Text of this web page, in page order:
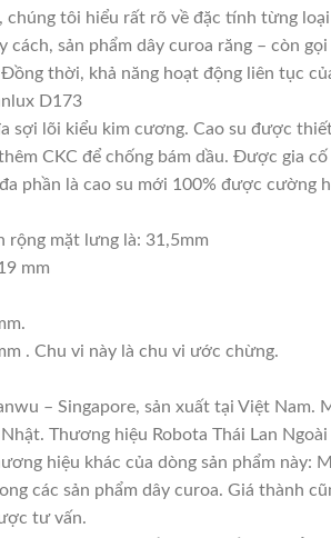
chúng tôi hiểu rất rõ về đặc tính từng
sản phẩm dây curoa răng – còn
thời, khả năng hoạt động liên tục
D173
sợi lõi kiểu kim cương. Cao su được
CKC để chống bám dầu. Được gia
phần là cao su mới 100% được cường
rộng mặt lưng là: 31,5mm
mm
. Chu vi này là chu vi ước chừng.
– Singapore, sản xuất tại Việt
Thương hiệu Robota Thái Lan
hiệu khác của dòng sản phẩm này:
các sản phẩm dây curoa. Giá thành
tư vấn.